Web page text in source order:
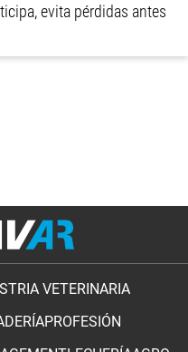
evita pérdidas antes
VETERINARIA
PROFESIÓN